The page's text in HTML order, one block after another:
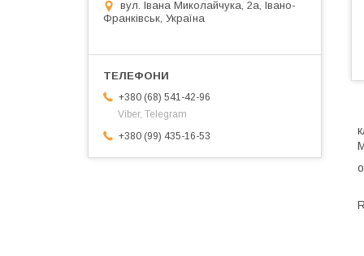
вул. Івана Миколайчука, 2а, Івано-
Франківськ, Україна
+380 (68) 541-42-96
Viber, Telegram
+380 (99) 435-16-53